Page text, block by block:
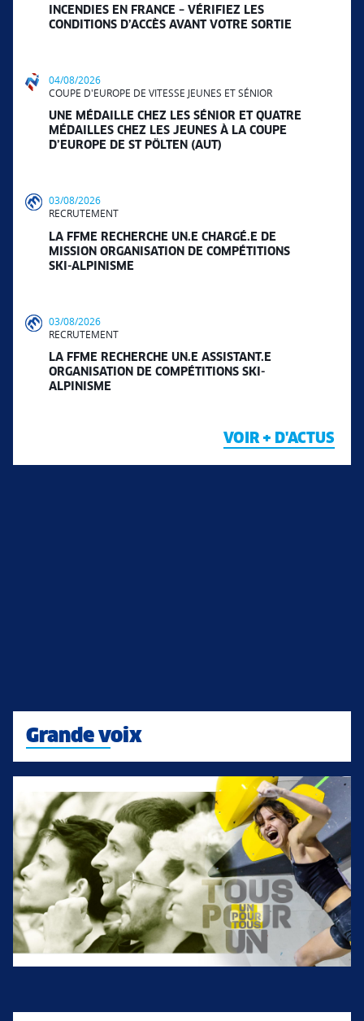
INCENDIES EN FRANCE – VÉRIFIEZ LES
CONDITIONS D’ACCÈS AVANT VOTRE SORTIE
04/08/2026
COUPE D'EUROPE DE VITESSE JEUNES ET SÉNIOR
UNE MÉDAILLE CHEZ LES SÉNIOR ET QUATRE
MÉDAILLES CHEZ LES JEUNES À LA COUPE
D’EUROPE DE ST PÖLTEN (AUT)
03/08/2026
RECRUTEMENT
LA FFME RECHERCHE UN.E CHARGÉ.E DE
MISSION ORGANISATION DE COMPÉTITIONS
SKI-ALPINISME
03/08/2026
RECRUTEMENT
LA FFME RECHERCHE UN.E ASSISTANT.E
ORGANISATION DE COMPÉTITIONS SKI-
ALPINISME
VOIR + D'ACTUS
Grande voix